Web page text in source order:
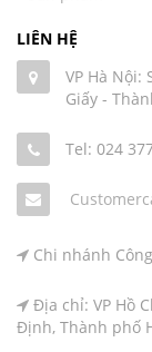
LIÊN HỆ
VP Hà Nội:
Giấy -
Tel: 024
Chi nhánh
Địa chỉ: VP Hồ
Định, Thành phố